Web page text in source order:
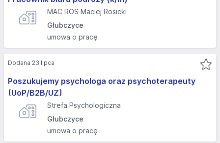
MAC ROS Maciej Rosicki
Głubczyce
umowa o pracę
Poszukujemy psychologa oraz psychoterapeuty
(UoP/B2B/UZ)
Strefa Psychologiczna
Głubczyce
umowa o pracę
Dodana 23 lipca